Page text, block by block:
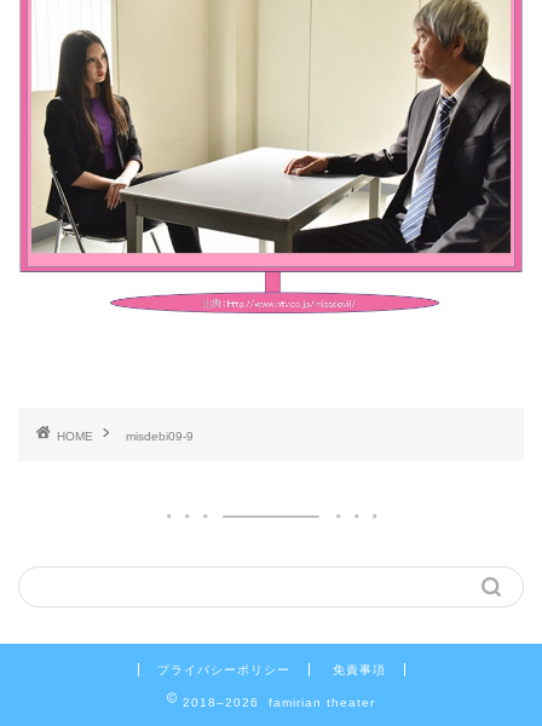
HOME misdebi09-9
プライバシーポリシー 免責事項
2018–2026 famirian theater